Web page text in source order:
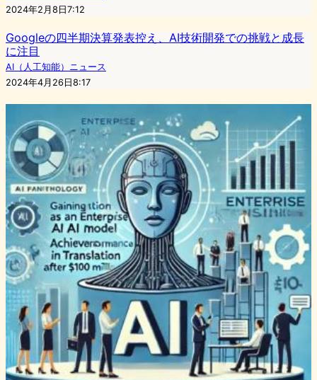
2024年2月8日7:12
Googleの四半期決算発表控え、AI技術開発での挑戦と成長
に注目
AI（人工知能）ニュース
2024年4月26日8:17